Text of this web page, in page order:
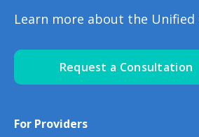
Learn more about the Unified
Request a Consultation
For Providers